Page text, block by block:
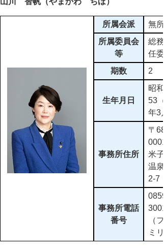
所属会派
無所
所属委員会
等
総
任
期数
2
生年月日
昭和
53
年3
事務所住所
〒
0001
米
温
2-7
事務所電話
番号
3001
（
ミ